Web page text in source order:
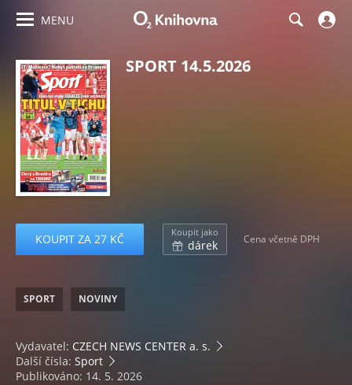
MENU
SPORT 14.5.2026
KOUPIT ZA 27 KČ Koupit jako
dárek Cena včetně DPH
SPORT NOVINY
Vydavatel: CZECH NEWS CENTER a. s.
Další čísla: Sport
Publikováno: 14. 5. 2026